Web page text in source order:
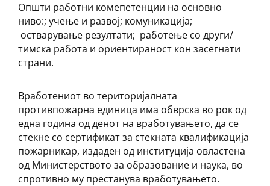
Општи работни комепетенции на основно
ниво:; учење и развој; комуникација;
остварување резултати; работење со други/
тимска работа и ориентираност кон засегнати
страни.
Вработениот во територијалната
противпожарна единица има обврска во рок од
една година од денот на вработувањето, да се
стекне со сертификат за стекната квалификација
пожарникар, издаден од институција овластена
од Министерството за образование и наука, во
спротивно му престанува вработувањето.